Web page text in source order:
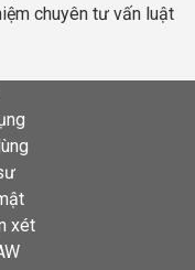
chuyên tư vấn luật
xét